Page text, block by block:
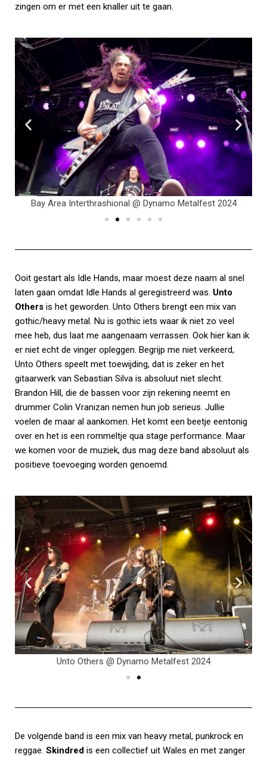
zingen om er met een knaller uit te gaan.
Bay Area Interthrashional @ Dynamo Metalfest 2024
Ooit gestart als Idle Hands, maar moest deze naam al snel
laten gaan omdat Idle Hands al geregistreerd was. Unto
Others is het geworden. Unto Others brengt een mix van
gothic/heavy metal. Nu is gothic iets waar ik niet zo veel
mee heb, dus laat me aangenaam verrassen. Ook hier kan ik
er niet echt de vinger opleggen. Begrijp me niet verkeerd,
Unto Others speelt met toewijding, dat is zeker en het
gitaarwerk van Sebastian Silva is absoluut niet slecht.
Brandon Hill, die de bassen voor zijn rekening neemt en
drummer Colin Vranizan nemen hun job serieus. Jullie
voelen de maar al aankomen. Het komt een beetje eentonig
over en het is een rommeltje qua stage performance. Maar
we komen voor de muziek, dus mag deze band absoluut als
positieve toevoeging worden genoemd.
Unto Others @ Dynamo Metalfest 2024
De volgende band is een mix van heavy metal, punkrock en
reggae. Skindred is een collectief uit Wales en met zanger